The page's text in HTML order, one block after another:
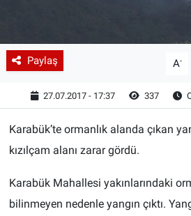
Paylaş A-
27.07.2017 - 17:37 337
Karabük’te ormanlık alanda çıkan
kızılçam alanı zarar gördü.
Karabük Mahallesi yakınlarındaki
bilinmeyen nedenle yangın çıktı.